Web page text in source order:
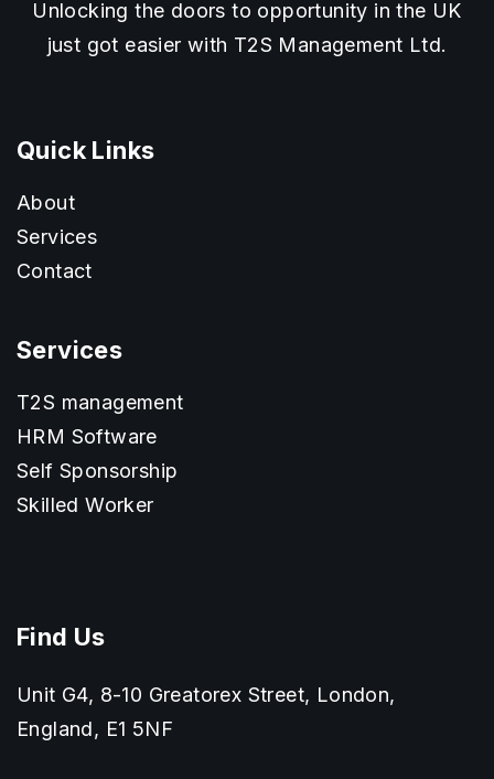
Unlocking the doors to opportunity in the UK
just got easier with T2S Management Ltd.
Quick Links
About
Services
Contact
Services
T2S management
HRM Software
Self Sponsorship
Skilled Worker
Find Us
Unit G4, 8-10 Greatorex Street, London,
England, E1 5NF